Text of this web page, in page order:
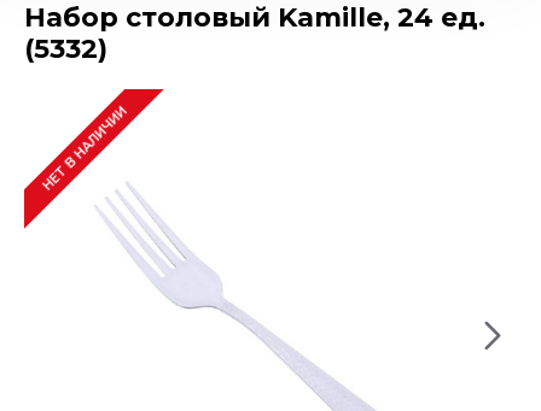
Набор столовый Kamille, 24 ед.
(5332)
НЕТ В НАЛИЧИИ